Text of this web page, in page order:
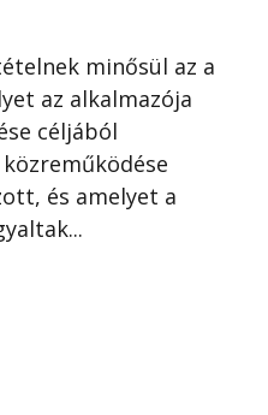
minősül az a
az alkalmazója
céljából
és amelyet a